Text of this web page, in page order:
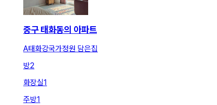
중구 태화동의 아파트
A태화강국가정원 담은집
방2
화장실1
주방1